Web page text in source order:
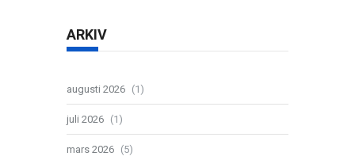
ARKIV
augusti 2026 (1)
juli 2026 (1)
mars 2026 (5)